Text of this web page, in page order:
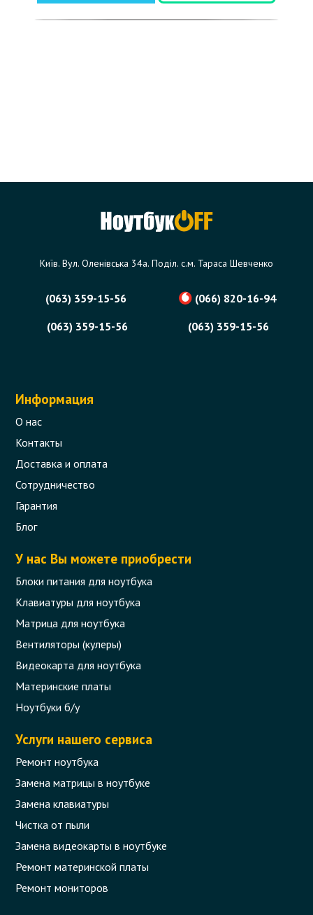
Київ. Вул. Оленівська 34а. Поділ. с.м. Тараса Шевченко
(063) 359-15-56
(066) 820-16-94
(063) 359-15-56
(063) 359-15-56
Информация
О нас
Контакты
Доставка и оплата
Сотрудничество
Гарантия
Блог
У нас Вы можете приобрести
Блоки питания для ноутбука
Клавиатуры для ноутбука
Матрица для ноутбука
Вентиляторы (кулеры)
Видеокарта для ноутбука
Материнские платы
Ноутбуки б/у
Услуги нашего сервиса
Ремонт ноутбука
Замена матрицы в ноутбуке
Замена клавиатуры
Чистка от пыли
Замена видеокарты в ноутбуке
Ремонт материнской платы
Ремонт мониторов